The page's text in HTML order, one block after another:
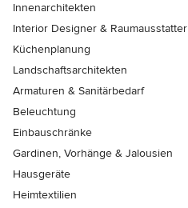
Innenarchitekten
Interior Designer & Raumausstatter
Küchenplanung
Landschaftsarchitekten
Armaturen & Sanitärbedarf
Beleuchtung
Einbauschränke
Gardinen, Vorhänge & Jalousien
Hausgeräte
Heimtextilien